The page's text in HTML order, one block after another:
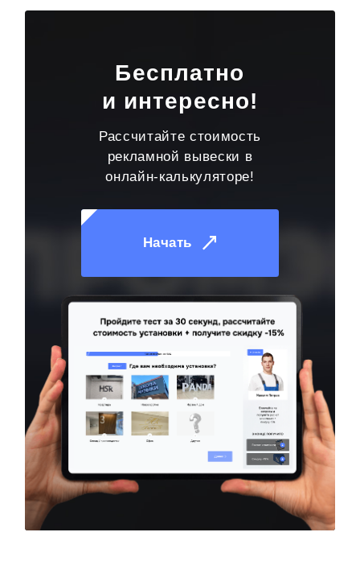
Бесплатно
и интересно!
Рассчитайте стоимость
рекламной вывески в
онлайн-калькуляторе!
Начать